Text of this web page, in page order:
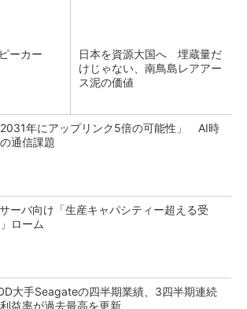
ーカー
日本を資源大国へ 埋蔵量だ
けじゃない、南鳥島レアアー
ス泥の価値
2031年にアップリンク5倍の可能性」 AI時
通信課題
ーバ向け「生産キャパシティー超える受
ローム
大手Seagateの四半期業績、3四半期連続
益率が過去最高を更新